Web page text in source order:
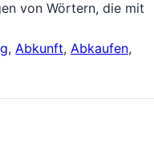
von Wörtern, die mit
, Abkunft, Abkaufen,